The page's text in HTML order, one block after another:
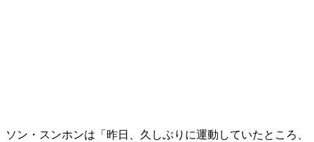
ソン・スンホンは「昨日、久しぶりに運動していたところ、